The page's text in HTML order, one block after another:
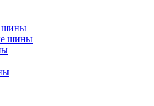
шины
шины